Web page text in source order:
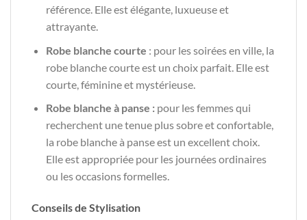
référence. Elle est élégante, luxueuse et
attrayante.
Robe blanche courte : pour les soirées en ville, la
robe blanche courte est un choix parfait. Elle est
courte, féminine et mystérieuse.
Robe blanche à panse :pour les femmes qui
recherchent une tenue plus sobre et confortable,
la robe blanche à panse est un excellent choix.
Elle est appropriée pour les journées ordinaires
ou les occasions formelles.
Conseils de Stylisation